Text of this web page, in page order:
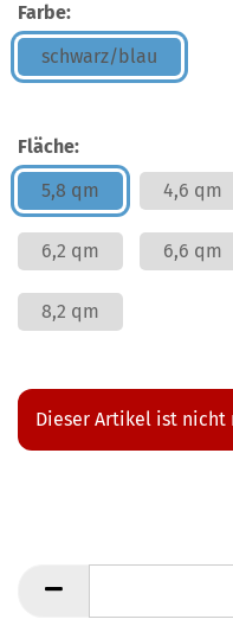
Farbe:
schwarz/blau
Fläche:
5,8 qm
4,6 qm
6,2 qm 6,6 qm
8,2 qm
Dieser Artikel ist nicht